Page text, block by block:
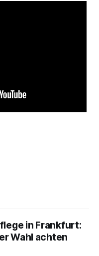
in Frankfurt:
Wahl achten